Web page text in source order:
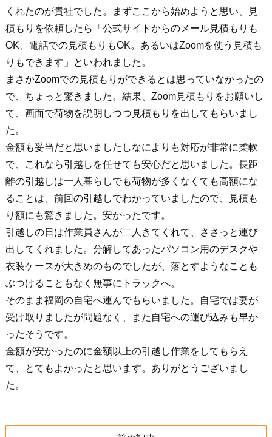
くれたのが貴社でした。まずここから始めようと思い、見
積もりを依頼したら「公式サイトからのメール見積もりも
OK、電話での見積もりもOK。あるいはZoomを使う見積も
りもできます」といわれました。
まさかZoomでの見積もりができるとは思っていなかったの
で、ちょっと驚きました。結果、Zoom見積もりをお願いし
て、画面で荷物を説明しつつ見積もりを出してもらいまし
た。
金額も妥当だと思いましたしなによりも対応が非常に柔軟
で、これなら引越しを任せても安心だと思いました。長距
離の引越しは一人暮らしでも荷物が多くなくても高額にな
ることは、前回の引越しでわかっていましたので、見積も
り額にも驚きました。安かったです。
引越しの日は作業員さんが二人きてくれて、ささっと運び
出してくれました。分解してあったパソコン用のデスクや
衣装ケースが大きめのものでしたが、落とすようなことも
ぶつけることもなく無事にトラックへ。
そのまま福岡の自宅へ運んでもらいました。自宅では妻が
受け取りましたが問題なく、また自宅への運び込みも早か
ったそうです。
金額が安かったのに金額以上の引越し作業をしてもらえ
て、とてもよかったと思います。ありがとうございまし
た。